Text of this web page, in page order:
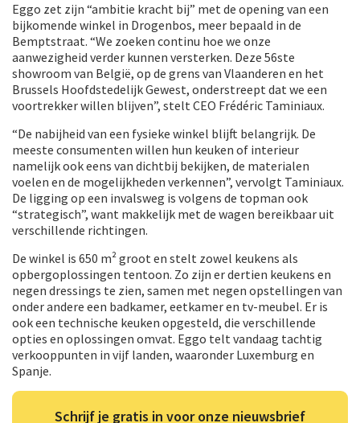
Eggo zet zijn “ambitie kracht bij” met de opening van een
bijkomende winkel in Drogenbos, meer bepaald in de
Bemptstraat. “We zoeken continu hoe we onze
aanwezigheid verder kunnen versterken. Deze 56ste
showroom van België, op de grens van Vlaanderen en het
Brussels Hoofdstedelijk Gewest, onderstreept dat we een
voortrekker willen blijven”, stelt CEO Frédéric Taminiaux.
“De nabijheid van een fysieke winkel blijft belangrijk. De
meeste consumenten willen hun keuken of interieur
namelijk ook eens van dichtbij bekijken, de materialen
voelen en de mogelijkheden verkennen”, vervolgt Taminiaux.
De ligging op een invalsweg is volgens de topman ook
“strategisch”, want makkelijk met de wagen bereikbaar uit
verschillende richtingen.
De winkel is 650 m² groot en stelt zowel keukens als
opbergoplossingen tentoon. Zo zijn er dertien keukens en
negen dressings te zien, samen met negen opstellingen van
onder andere een badkamer, eetkamer en tv-meubel. Er is
ook een technische keuken opgesteld, die verschillende
opties en oplossingen omvat. Eggo telt vandaag tachtig
verkooppunten in vijf landen, waaronder Luxemburg en
Spanje.
Schrijf je gratis in voor onze nieuwsbrief